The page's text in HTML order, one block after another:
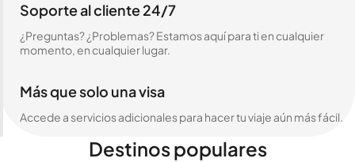
Soporte al cliente 24/7
¿Preguntas? ¿Problemas? Estamos aquí para ti en cualquier
momento, en cualquier lugar.
Más que solo una visa
Accede a servicios adicionales para hacer tu viaje aún más fácil.
Destinos populares